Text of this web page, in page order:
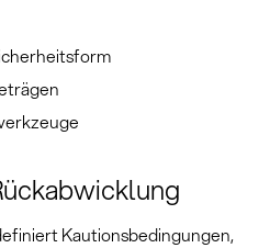
Kautionsbedingungen,